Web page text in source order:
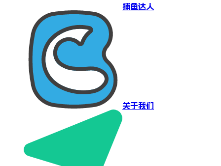
捕鱼达人
关于我们